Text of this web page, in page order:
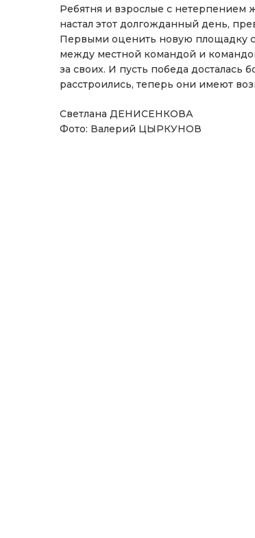
Ребятня и взрослые с нетерпением
настал этот долгожданный день,
Первыми оценить новую площадку
между местной командой и
за своих. И пусть победа досталась
расстроились, теперь они имеют
Светлана ДЕНИСЕНКОВА
Фото: Валерий ЦЫРКУНОВ